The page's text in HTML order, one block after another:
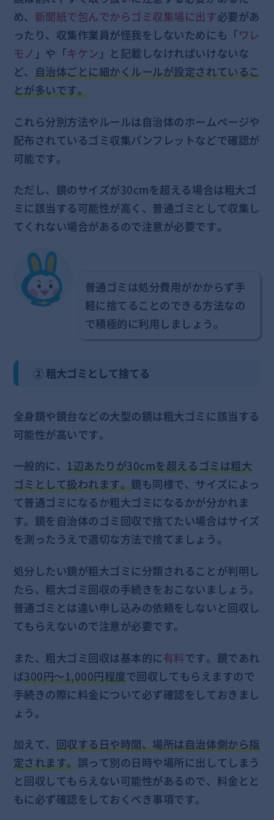
め、 新聞紙で包んでからゴミ収集場に出す必要があ
ったり、収集作業員が怪我をしないためにも「ワレ
モノ 」や「キケン 」と記載しなければいけないな
ど、 自治体ごとに細かくルールが設定されているこ
とが多いです。
これら分別方法やルールは自治体のホームページや
配布されているゴミ収集パンフレットなどで確認が
可能です。
ただし、鏡のサイズが30cmを超える場合は粗大ゴ
ミに該当する可能性が高く、普通ゴミとして収集し
てくれない場合があるので注意が必要です。
普通ゴミは処分費用がかからず手
軽に捨てることのできる方法なの
で積極的に利用しましょう。
② 粗大ゴミとして捨てる
全身鏡や鏡台などの大型の鏡は粗大ゴミに該当する
可能性が高いです。
一般的に、1辺あたりが30cmを超えるゴミは粗大
ゴミとして扱われます。鏡も同様で、サイズによっ
て普通ゴミになるか粗大ゴミになるかが分かれま
す。鏡を自治体のゴミ回収で捨てたい場合はサイズ
を測ったうえで適切な方法で捨てましょう。
処分したい鏡が粗大ゴミに分類されることが判明し
たら、粗大ゴミ回収の手続きをおこないましょう。
普通ゴミとは違い申し込みの依頼をしないと回収し
てもらえないので注意が必要です。
また、粗大ゴミ回収は基本的に有料です。鏡であれ
ば300円～1,000円程度で回収してもらえますので
手続きの際に料金について必ず確認をしておきまし
ょう。
加えて、 回収する日や時間、場所は自治体側から指
定されます。誤って別の日時や場所に出してしまう
と回収してもらえない可能性があるので、料金とと
もに必ず確認をしておくべき事項です。